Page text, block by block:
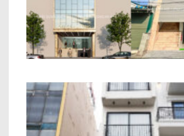
Nhà Ở Kết Hợp Văn Phòng
An Khánh